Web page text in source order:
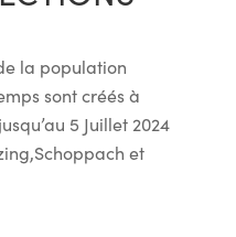
la population
sont créés à
5 Juillet 2024
et